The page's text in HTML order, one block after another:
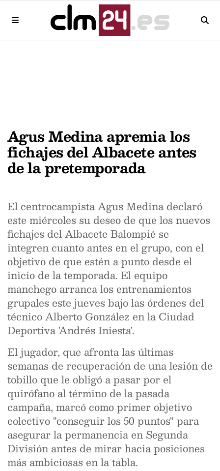
Agus Medina apremia los
fichajes del Albacete antes
de la pretemporada
El centrocampista Agus Medina declaró
este miércoles su deseo de que los nuevos
fichajes del Albacete Balompié se
integren cuanto antes en el grupo, con el
objetivo de que estén a punto desde el
inicio de la temporada. El equipo
manchego arranca los entrenamientos
grupales este jueves bajo las órdenes del
técnico Alberto González en la Ciudad
Deportiva 'Andrés Iniesta'.
El jugador, que afronta las últimas
semanas de recuperación de una lesión de
tobillo que le obligó a pasar por el
quirófano al término de la pasada
campaña, marcó como primer objetivo
colectivo "conseguir los 50 puntos" para
asegurar la permanencia en Segunda
División antes de mirar hacia posiciones
más ambiciosas en la tabla.